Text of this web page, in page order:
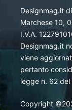
Designmag.it
Marchese 10,
I.V.A.
Designmag.it
viene
pertanto
legge n. 62 del
Copyright